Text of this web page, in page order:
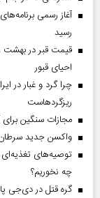
رسید
احیای قبور
چرا گرد و غبار در
ریزگردهاست
مجازات سنگین برای
واکسن جدید
چه نخوریم؟
گره قتل در دی‌جی پارتی با ۵۰ قسم